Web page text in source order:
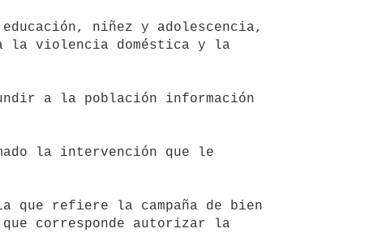
a la violencia doméstica y la
corresponde autorizar la